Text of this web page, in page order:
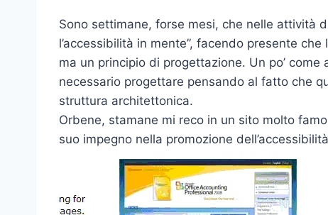
Sono settimane, forse mesi, che nelle attività
l’accessibilità in mente”, facendo presente
ma un principio di progettazione. Un po’
necessario progettare pensando al fatto che
struttura architettonica.
Orbene, stamane mi reco in un sito molto
suo impegno nella promozione